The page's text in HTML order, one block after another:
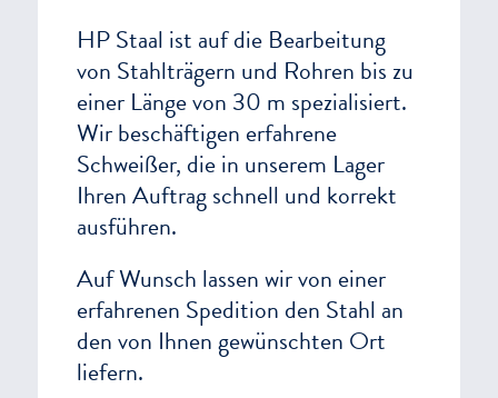
HP Staal ist auf die Bearbeitung
von Stahlträgern und Rohren bis zu
einer Länge von 30 m spezialisiert.
Wir beschäftigen erfahrene
Schweißer, die in unserem Lager
Ihren Auftrag schnell und korrekt
ausführen.
Auf Wunsch lassen wir von einer
erfahrenen Spedition den Stahl an
den von Ihnen gewünschten Ort
liefern.